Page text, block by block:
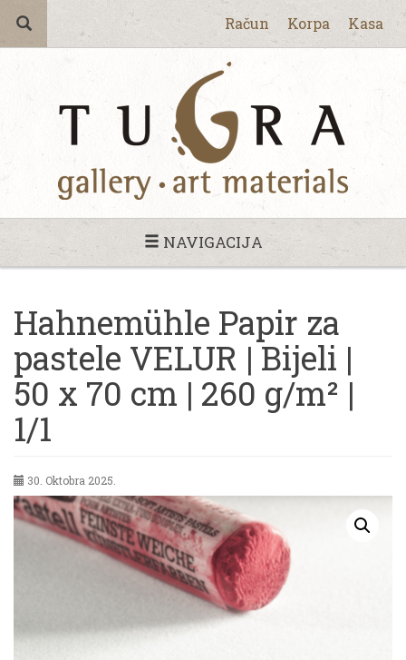
Račun Korpa Kasa
NAVIGACIJA
Hahnemühle Papir za
pastele VELUR | Bijeli |
50 x 70 cm | 260 g/m² |
1/1
30. Oktobra 2025.